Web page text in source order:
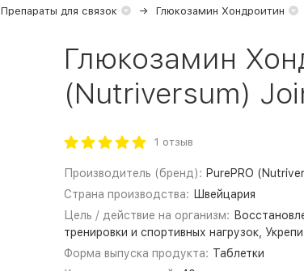
Препараты для связок Глюкозамин Хондроитин
Глюкозамин
(Nutriversum)
1 отзыв
Производитель (бренд): PurePRO
Страна производства: Швейцария
Цель / действие на организм:
тренировки и спортивных нагрузок,
Форма выпуска продукта: Таблетки